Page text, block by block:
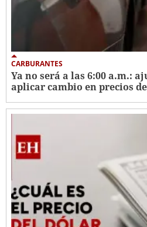
CARBURANTES
Ya no será a las 6:00 a.m.:
aplicar cambio en precios